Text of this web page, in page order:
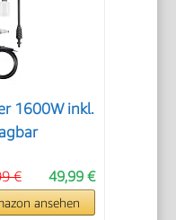
1600W inkl.
49,99 €
€
ansehen